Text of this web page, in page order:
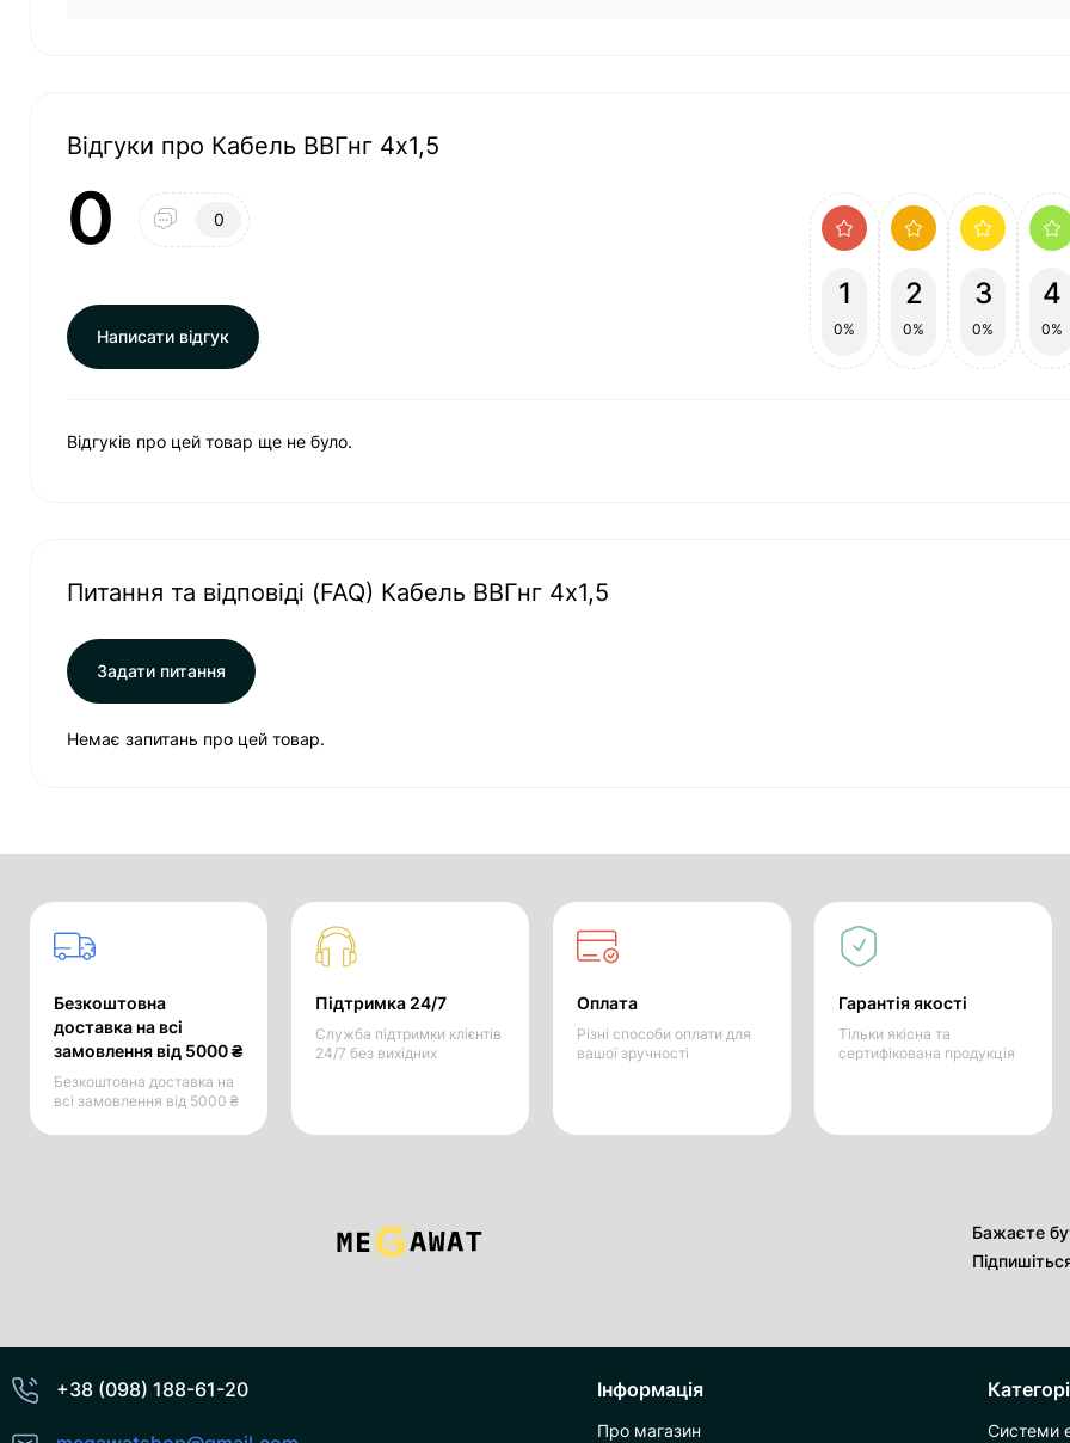
Відгуки про Кабель ВВГнг 4х1,5
0 0
Написати відгук
1
0%
2
0%
3
0%
4
0%
Відгуків про цей товар ще не було.
Питання та відповіді (FAQ) Кабель ВВГнг 4х1,5
Задати питання
Немає запитань про цей товар.
Безкоштовна
доставка на всі
замовлення від 5000 ₴
Безкоштовна доставка на
всі замовлення від 5000 ₴
Підтримка 24/7
Служба підтримки клієнтів
24/7 без вихідних
Оплата
Різні способи оплати для
вашої зручності
Гарантія якості
Тільки якісна та
сертифікована продукція
Бажаєте
+38 (098) 188-61-20 Інформація
Про магазин Системи